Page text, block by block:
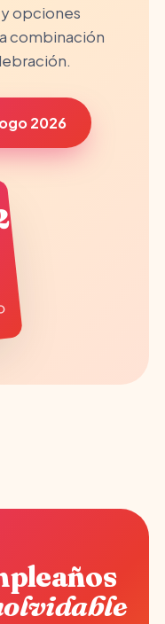
opciones
combinación
2026